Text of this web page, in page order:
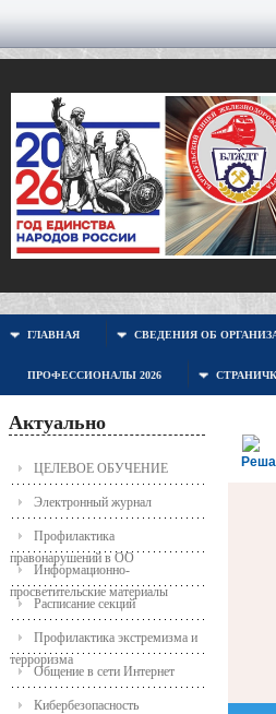
ГЛАВНАЯ СВЕДЕНИЯ ОБ
ПРОФЕССИОНАЛЫ 2026
Актуально
ЦЕЛЕВОЕ ОБУЧЕНИЕ
Электронный журнал
Профилактика
правонарушений в ОО
Информационно-
просветительские материалы
Расписание секций
Профилактика экстремизма и
терроризма
Общение в сети Интернет
Кибербезопасность